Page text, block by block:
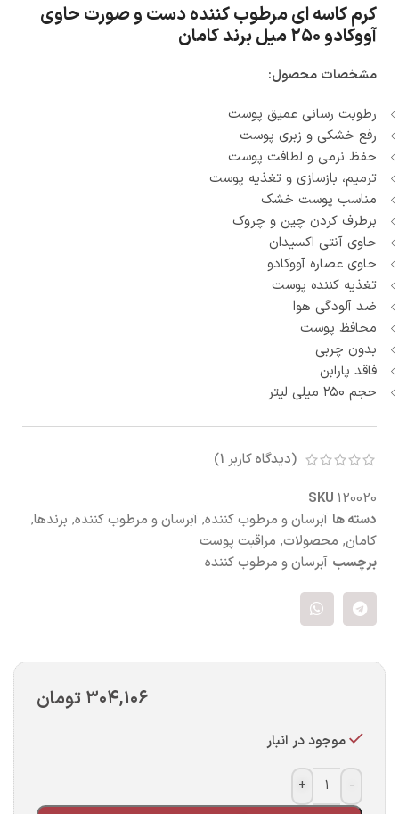
کرم کاسه ای مرطوب کننده دست و صورت حاوی
آووکادو ۲۵۰ میل برند کامان
مشخصات محصول:
رطوبت رسانی عمیق پوست
رفع خشکی و زبری پوست
حفظ نرمی و لطافت پوست
ترمیم، بازسازی و تغذیه پوست
مناسب پوست خشک
برطرف کردن چین و چروک
حاوی آنتی اکسیدان
حاوی عصاره آووکادو
تغذیه کننده پوست
ضد آلودگی هوا
محافظ پوست
بدون چربی
فاقد پارابن
حجم ۲۵۰ میلی لیتر
(دیدگاه کاربر 1
)
SKU 120020
دسته ها آبرسان و مرطوب کننده, آبرسان و مرطوب کننده, برندها,
کامان, محصولات, مراقبت پوست
برچسب آبرسان و مرطوب کننده
۳۰۴,۱۰۶ تومان
موجود در انبار
-
+